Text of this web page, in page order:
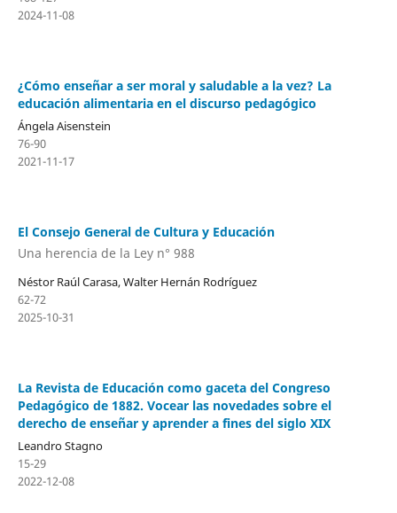
2024-11-08
¿Cómo enseñar a ser moral y saludable a la vez? La
educación alimentaria en el discurso pedagógico
Ángela Aisenstein
76-90
2021-11-17
El Consejo General de Cultura y Educación
Una herencia de la Ley n° 988
Néstor Raúl Carasa, Walter Hernán Rodríguez
62-72
2025-10-31
La Revista de Educación como gaceta del Congreso
Pedagógico de 1882. Vocear las novedades sobre el
derecho de enseñar y aprender a fines del siglo XIX
Leandro Stagno
15-29
2022-12-08